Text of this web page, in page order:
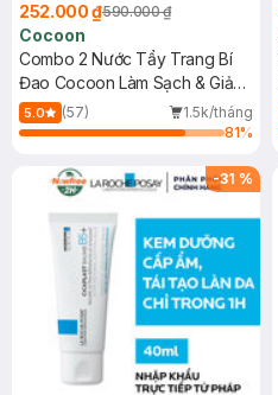
252.000 ₫590.000 ₫
Cocoon
Combo 2 Nước Tẩy Trang Bí
Đao Cocoon Làm Sạch & Giảm
Dầu 500ml
5.0 (57)
1.5k/tháng
81%
-31 %